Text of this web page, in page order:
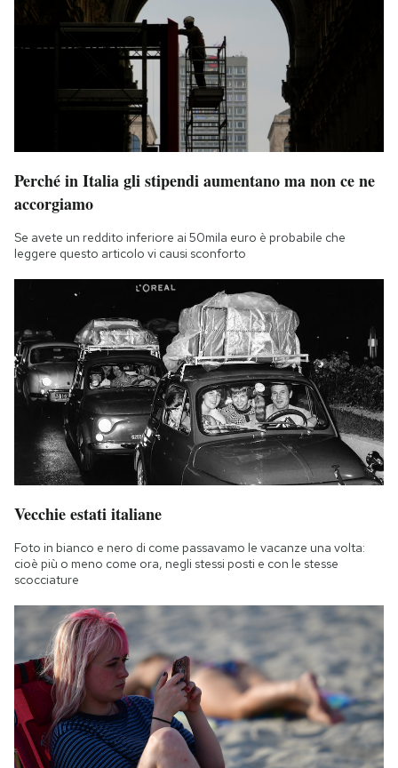
Perché in Italia gli stipendi aumentano ma non ce ne
accorgiamo
Se avete un reddito inferiore ai 50mila euro è probabile che
leggere questo articolo vi causi sconforto
Vecchie estati italiane
Foto in bianco e nero di come passavamo le vacanze una volta:
cioè più o meno come ora, negli stessi posti e con le stesse
scocciature